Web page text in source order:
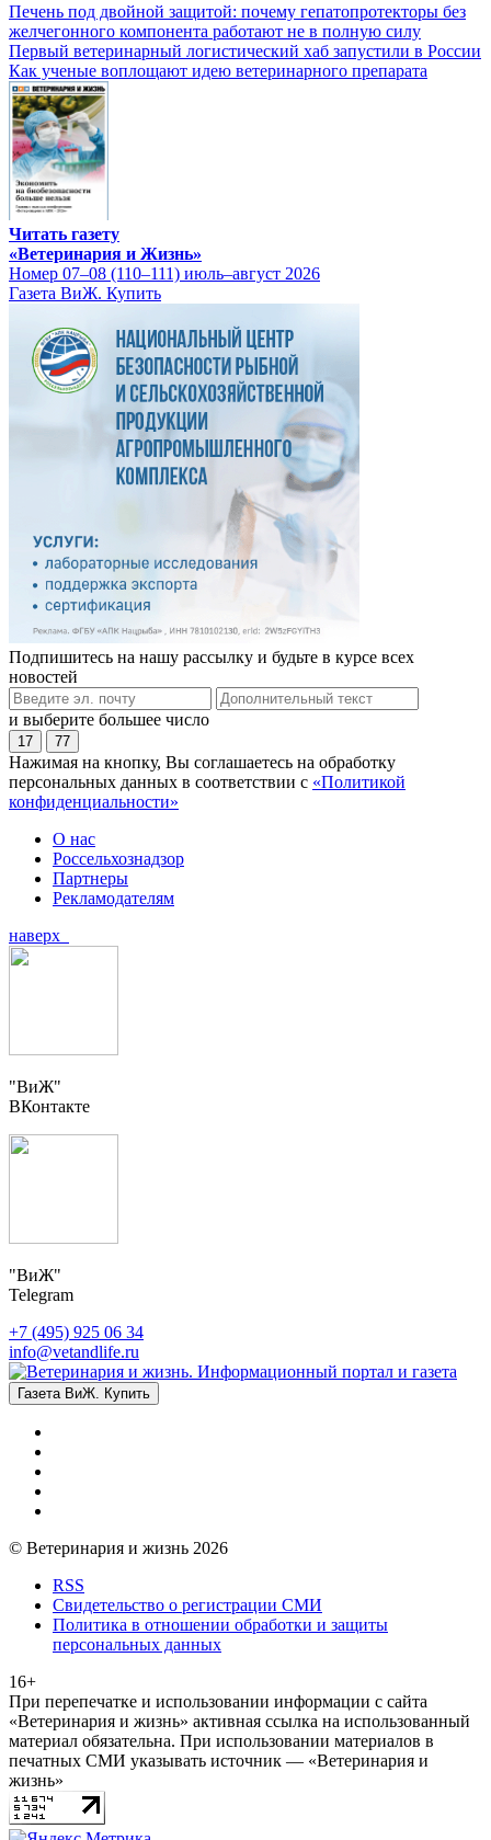
Печень под двойной защитой: почему гепатопротекторы без
желчегонного компонента работают не в полную силу
Первый ветеринарный логистический хаб запустили в России
Как ученые воплощают идею ветеринарного препарата
Читать газету
«Ветеринария и Жизнь»
Номер 07–08 (110–111) июль–август 2026
Газета ВиЖ. Купить
Подпишитесь на нашу рассылку и будьте в курсе всех
новостей
и выберите большее число
17 77
Нажимая на кнопку, Вы соглашаетесь на обработку
персональных данных в соответствии с «Политикой
конфиденциальности»
О нас
Россельхознадзор
Партнеры
Рекламодателям
наверх
"ВиЖ"
ВКонтакте
"ВиЖ"
Telegram
+7 (495) 925 06 34
info@vetandlife.ru
Газета ВиЖ. Купить
© Ветеринария и жизнь 2026
RSS
Свидетельство о регистрации СМИ
Политика в отношении обработки и защиты
персональных данных
16+
При перепечатке и использовании информации с сайта
«Ветеринария и жизнь» активная ссылка на использованный
материал обязательна. При использовании материалов в
печатных СМИ указывать источник — «Ветеринария и
жизнь»